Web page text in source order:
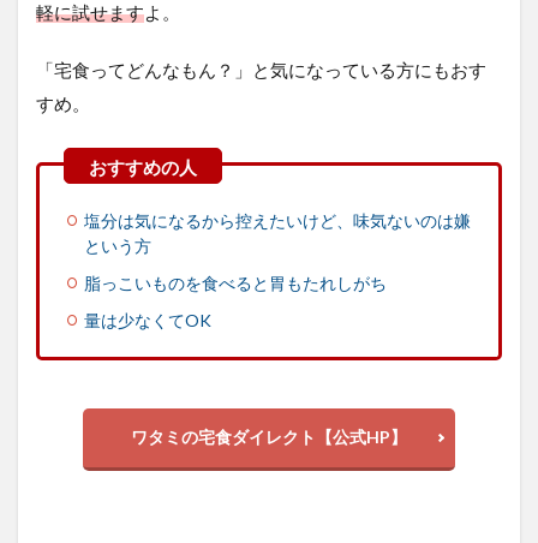
軽に試せますよ。
「宅食ってどんなもん？」と気になっている方にもおす
すめ。
塩分は気になるから控えたいけど、味気ないのは嫌
という方
脂っこいものを食べると胃もたれしがち
量は少なくてOK
ワタミの宅食ダイレクト【公式HP】